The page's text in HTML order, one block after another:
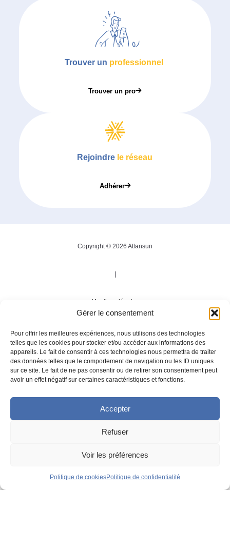
Gérer le consentement
Pour offrir les meilleures expériences, nous utilisons des technologies
telles que les cookies pour stocker et/ou accéder aux informations des
appareils. Le fait de consentir à ces technologies nous permettra de traiter
des données telles que le comportement de navigation ou les ID uniques
sur ce site. Le fait de ne pas consentir ou de retirer son consentement peut
avoir un effet négatif sur certaines caractéristiques et fonctions.
Accepter
Refuser
Voir les préférences
Politique de cookiesPolitique de confidentialité
Trouver un professionnel
Trouver un pro
Rejoindre le réseau
Adhérer
Copyright © 2026 Atlansun
Mentions légales
Politique de confidentialité
DéveloppementAgence Tool